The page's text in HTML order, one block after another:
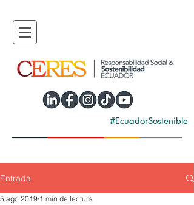
#EcuadorSostenible
Entrada
5 ago 2019 1 min de lectura